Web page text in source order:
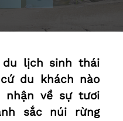
lịch sinh thái
du khách nào
nhận về sự tươi
sắc núi rừng